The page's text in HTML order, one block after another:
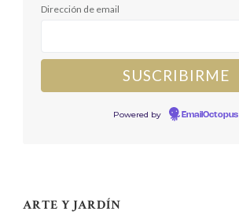
Dirección de email
Powered by EmailOctopus
ARTE Y JARDÍN